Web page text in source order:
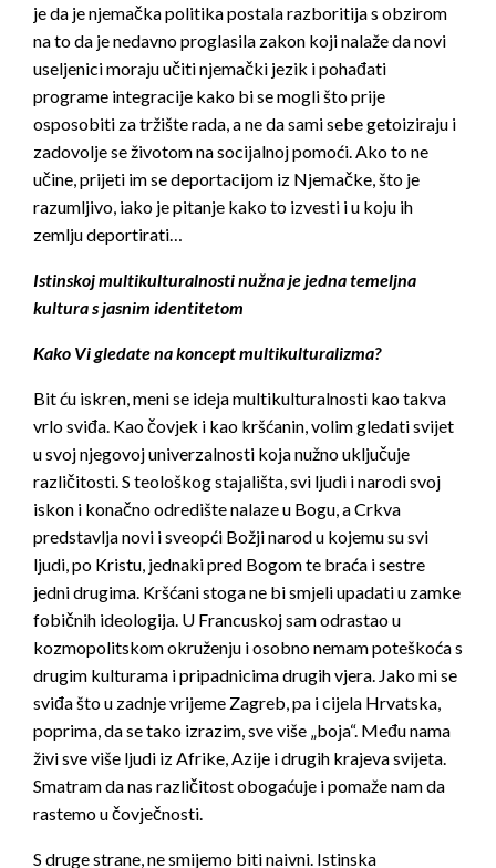
je da je njemačka politika postala razboritija s obzirom
na to da je nedavno proglasila zakon koji nalaže da novi
useljenici moraju učiti njemački jezik i pohađati
programe integracije kako bi se mogli što prije
osposobiti za tržište rada, a ne da sami sebe getoiziraju i
zadovolje se životom na socijalnoj pomoći. Ako to ne
učine, prijeti im se deportacijom iz Njemačke, što je
razumljivo, iako je pitanje kako to izvesti i u koju ih
zemlju deportirati…
Istinskoj multikulturalnosti nužna je jedna temeljna
kultura s jasnim identitetom
Kako Vi gledate na koncept multikulturalizma?
Bit ću iskren, meni se ideja multikulturalnosti kao takva
vrlo sviđa. Kao čovjek i kao kršćanin, volim gledati svijet
u svoj njegovoj univerzalnosti koja nužno uključuje
različitosti. S teološkog stajališta, svi ljudi i narodi svoj
iskon i konačno odredište nalaze u Bogu, a Crkva
predstavlja novi i sveopći Božji narod u kojemu su svi
ljudi, po Kristu, jednaki pred Bogom te braća i sestre
jedni drugima. Kršćani stoga ne bi smjeli upadati u zamke
fobičnih ideologija. U Francuskoj sam odrastao u
kozmopolitskom okruženju i osobno nemam poteškoća s
drugim kulturama i pripadnicima drugih vjera. Jako mi se
sviđa što u zadnje vrijeme Zagreb, pa i cijela Hrvatska,
poprima, da se tako izrazim, sve više „boja“. Među nama
živi sve više ljudi iz Afrike, Azije i drugih krajeva svijeta.
Smatram da nas različitost obogaćuje i pomaže nam da
rastemo u čovječnosti.
S druge strane, ne smijemo biti naivni. Istinska